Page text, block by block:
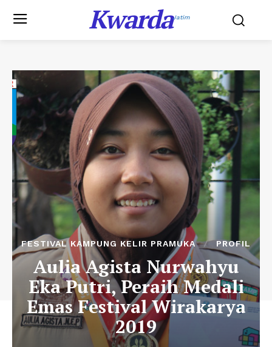
KwardaJatim
FESTIVAL KAMPUNG KELIR PRAMUKA PROFIL
Aulia Agista Nurwahyu
Eka Putri, Peraih Medali
Emas Festival Wirakarya
2019